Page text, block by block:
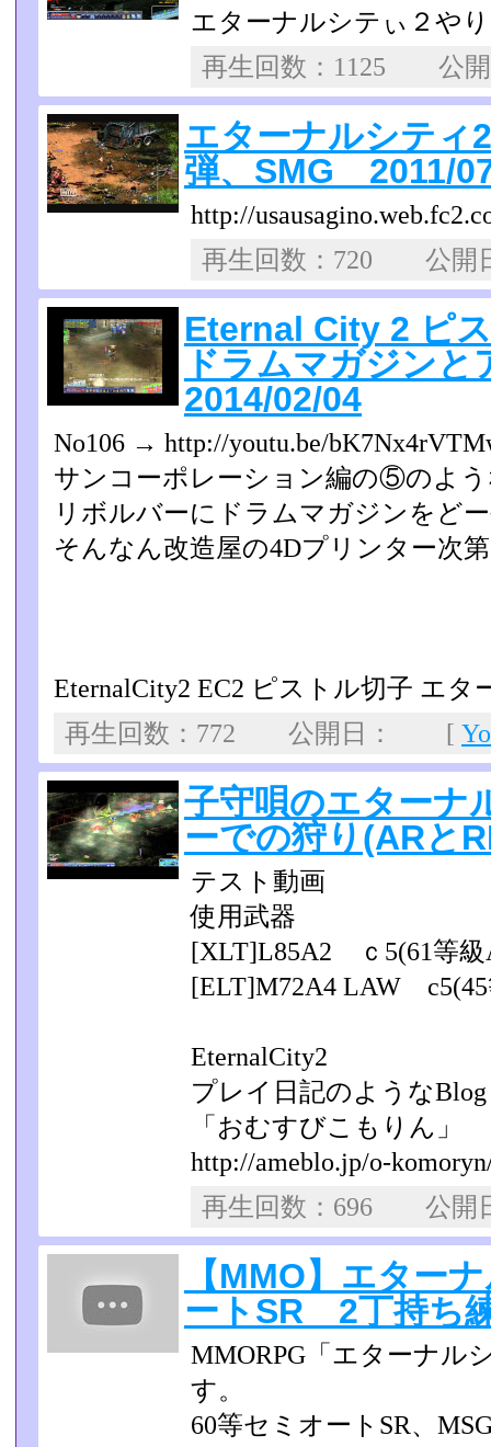
エターナルシテぃ２や
再生回数：1125
エターナルシテ
弾、SMG 2011/
http://
再生回数：720 公
Eternal City 2 ピ
ドラムマガジン
2014/02/04
No106 → http://youtu.be/
サンコーポレーション編の⑤のよ
リボルバーにドラムマガジンをど
そんなん改造屋の4Dプリンター次
EternalCity2 EC2 ピストル切子 エタ
再生回数：772 公開日： [
子守唄のエターナ
ーでの狩り(ARと
テスト動画
使用武器
[XLT]L85A2 ｃ5(61等級
[ELT]M72A4 LAW
EternalCity2
プレイ日記のようなBlog
「おむすびこもりん」
http://ameblo.jp/o-
再生回数：696 公
【MMO】エター
ートSR 2丁持ち
MMORPG「エターナル
す。
60等セミオートSR、